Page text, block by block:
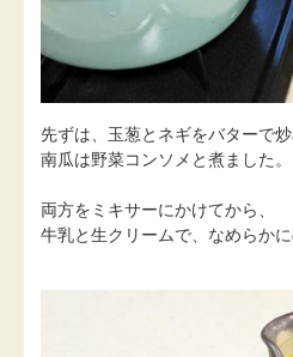
先ずは、玉葱とネギをバターで炒
南瓜は野菜コンソメと煮ました。
両方をミキサーにかけてから、
牛乳と生クリームで、なめらかに